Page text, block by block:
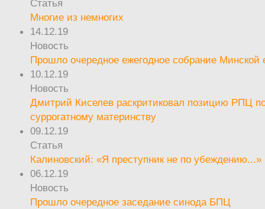
Статья
Многие из немногих
14.12.19
Новость
Прошло очередное ежегодное собрание
10.12.19
Новость
Дмитрий Киселев раскритиковал позицию РПЦ
суррогатному материнству
09.12.19
Статья
Калиновский: «Я преступник не по убеждению...»
06.12.19
Новость
Прошло очередное заседание синода БПЦ